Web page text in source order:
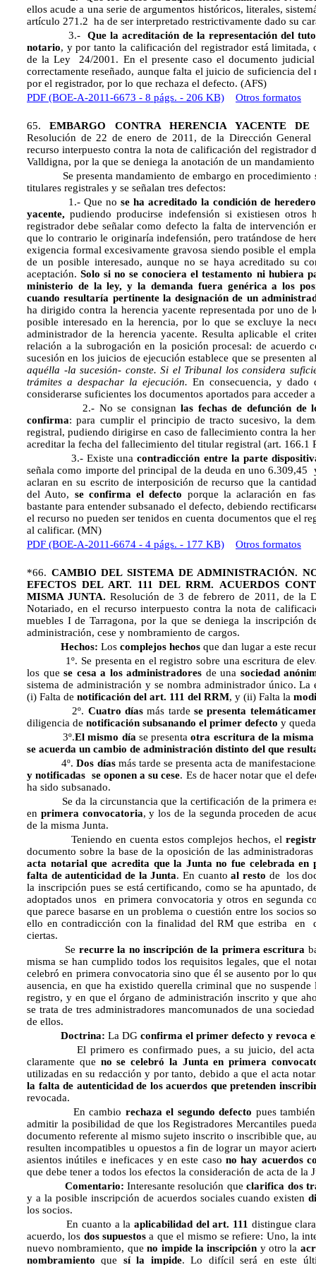
ellos acude a una serie de argumentos históricos, literales,
artículo 271.2 ha de ser interpretado restrictivamente dado su
3.-Que la acreditación de la representación del
notario, y por tanto la calificación del registrador está
de la Ley 24/2001. En el presente caso el documento
correctamente reseñado, aunque falta el juicio de suficiencia
por el registrador, por lo que rechaza el defecto. (AFS)
PDF (BOE-A-2011-6673 - 8 págs. - 206 KB)
Otros formatos
65.EMBARGO CONTRA HERENCIA YACENTE DE
Resolución de 22 de enero de 2011, de la Dirección
recurso interpuesto contra la nota de calificación del registrador
Valldigna, por la que se deniega la anotación de un
Se presenta mandamiento de embargo en procedimiento
titulares registrales y se señalan tres defectos:
1.- Que no se ha acreditado la condición de
yacente, pudiendo producirse indefensión si existiesen otros
registrador debe señalar como defecto la falta de intervención
que lo contrario le originaría indefensión, pero tratándose de
exigencia formal excesivamente gravosa siendo posible el
de un posible interesado, aunque no se haya acreditado su
aceptación.Solo si no se conociera el testamento ni hubiera
ministerio de la ley, y la demanda fuera genérica a los
cuando resultaría pertinente la designación de un
ha dirigido contra la herencia yacente representada por uno de
posible interesado en la herencia, por lo que se excluye la
administrador de la herencia yacente. Resulta aplicable el
relación a la subrogación en la posición procesal: de
sucesión en los juicios de ejecución establece que se presenten
aquélla -la sucesión- conste. Si el Tribunal los considera
trámites a despachar la ejecución. En consecuencia, y
considerarse suficientes los documentos aportados para acceder
2.- No se consignanlas fechas de defunción de
confirma: para cumplir el principio de tracto sucesivo, la
registral, pudiendo dirigirse en caso de fallecimiento contra la
acreditar la fecha del fallecimiento del titular registral (art. 166.1
3.- Existe unacontradicción entre la parte
señala como importe del principal de la deuda en uno 6.309,45
aclaran en su escrito de interposición de recurso que la
del Auto, se confirma el defecto porque la aclaración en
bastante para entender subsanado el defecto, debiendo
el recurso no pueden ser tenidos en cuenta documentos que el
al calificar. (MN)
PDF (BOE-A-2011-6674 - 4 págs. - 177 KB)
Otros formatos
*66. CAMBIO DEL SISTEMA DE ADMINISTRACIÓN.
EFECTOS DEL ART. 111 DEL RRM. ACUERDOS
MISMA JUNTA. Resolución de 3 de febrero de 2011, de la
Notariado, en el recurso interpuesto contra la nota de
muebles I de Tarragona, por la que se deniega la inscripción
administración, cese y nombramiento de cargos.
Hechos: Los complejos hechos que dan lugar a este
1º. Se presenta en el registro sobre una escritura de
los quese cesa a los administradores de una sociedad
sistema de administración y se nombra administrador único.
(i) Falta de notificación del art. 111 del RRM, y (ii) Falta la
2º. Cuatro díasmás tarde se presenta
diligencia de notificación subsanando el primer defecto y
3º.El mismo díase presentaotra escritura de la misma
se acuerda un cambio de administración distinto del que
4º.Dos díasmás tarde se presenta acta de
y notificadas se oponen a su cese. Es de hacer notar que el
ha sido subsanado.
Se da la circunstancia que la certificación de la primera
en primera convocatoria, y los de la segunda proceden de
de la misma Junta.
Teniendo en cuenta estos complejos hechos, el
documento sobre la base de la oposición de las
acta notarial que acredita que la Junta no fue celebrada en
falta de autenticidad de la Junta. En cuantoal resto de los
la inscripción pues se está certificando, como se ha apuntado,
adoptados unos en primera convocatoria y otros en segunda
que parece basarse en un problema o cuestión entre los socios
ello en contradicción con la finalidad del RM que estriba en
ciertas.
Se recurre la no inscripción de la primera escritura
misma se han cumplido todos los requisitos legales, que el
celebró en primera convocatoria sino que él se ausento por lo
ausencia, en que ha existido querella criminal que no
registro, y en que el órgano de administración inscrito y que
se trata de tres administradores mancomunados de una
de ellos.
Doctrina: La DG confirma el primer defecto y revoca
El primero es confirmado pues, a su juicio, del acta
claramente que no se celebró la Junta en primera
utilizadas en su redacción y por tanto, debido a que el acta
la falta de autenticidad de los acuerdos que pretenden
revocada.
En cambio rechaza el segundo defecto pues
admitir la posibilidad de que los Registradores Mercantiles
documento referente al mismo sujeto inscrito o inscribible que,
resulten incompatibles u opuestos a fin de lograr un mayor
asientos inútiles e ineficaces y en este casono hay acuerdos
que debe tener a todos los efectos la consideración de acta de la
Comentario: Interesante resolución queclarifica dos
y a la posible inscripción de acuerdos sociales cuando existen
los socios.
En cuanto a la aplicabilidad del art. 111 distingue
acuerdo, los dos supuestos a que el mismo se refiere: Uno, la
nuevo nombramiento, queno impide la inscripción y otro la
nombramiento que sí la impide. Lo difícil será en este